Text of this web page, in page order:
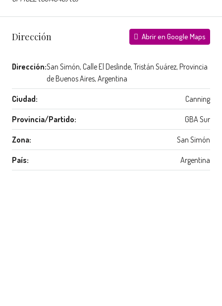
Dirección Abrir en Google Maps
Dirección:San Simón, Calle El Deslinde, Tristán Suárez, Provincia
de Buenos Aires, Argentina
Ciudad: Canning
Provincia/Partido: GBA Sur
Zona: San Simón
País: Argentina